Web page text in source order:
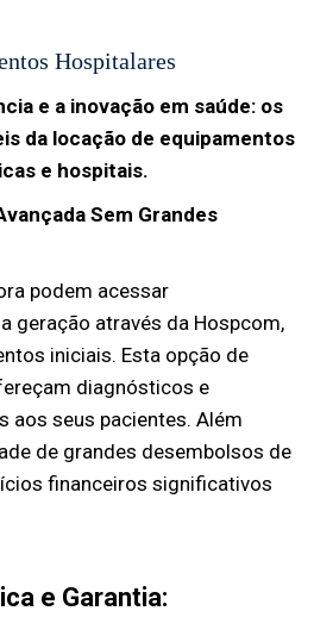
Hospitalares
e a inovação em saúde: os
da locação de equipamentos
e hospitais.
Sem Grandes
podem acessar
geração através da Hospcom,
iniciais. Esta opção de
diagnósticos e
aos seus pacientes. Além
de grandes desembolsos de
financeiros significativos
e Garantia: